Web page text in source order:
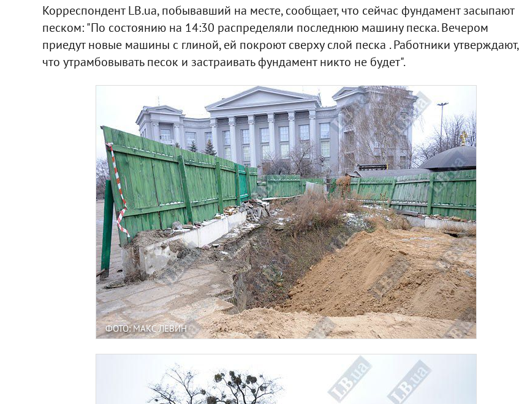
Корреспондент LB.ua, побывавший на месте, сообщает, что сейчас фундамент засыпают
песком: "По состоянию на 14:30 распределяли последнюю машину песка. Вечером
приедут новые машины с глиной, ей покроют сверху слой песка . Работники утверждают,
что утрамбовывать песок и застраивать фундамент никто не будет".
ФОТО: МАКС ЛЕВИН